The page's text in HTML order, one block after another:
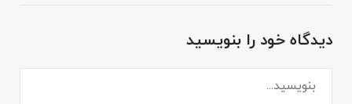
دیدگاه خود را بنویسید